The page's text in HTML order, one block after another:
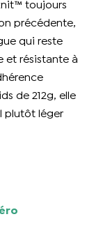
toujours
précédente,
qui reste
et résistante à
de 212g, elle
plutôt léger